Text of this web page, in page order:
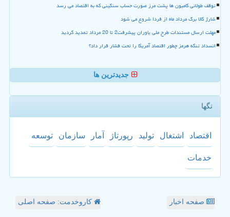
توقف طولانی کامیون ها پشت مرز صورت حساب سنگینی که به اقتصاد می رسد
شارژ کالا برگ مرداد ماه از فردا شروع می شود
مهلت ارسال مستندات طرح ملی یاوران پیشرفت2 تا 20 مرداد تمدید گردید
انسداد تنگه هرمز چطور اقتصاد آمریکا را تحت فشار قرار داد؟
جدیدترین ها
تگها
اقتصاد اشتغال تولید رپورتاژ آمار سازمان توسعه
خدمات
صفحه اخبار کاروخدمت: صفحه اصلی